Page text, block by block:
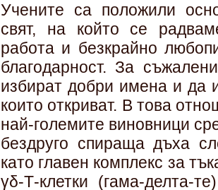
Учените са положили
свят, на който се
работа и безкрайно
благодарност. За
избират добри имена и да
които откриват. В това
най-големите виновници
бездруго спираща дъха
като главен комплекс за
γδ-Т-клетки (гама-делта-